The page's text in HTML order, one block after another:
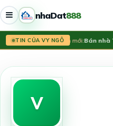
nhaDat888
TIN CỦA VY NGÔTin mới:Bán nhà
V